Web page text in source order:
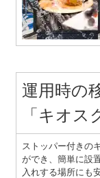
運用時の
「キオス
ストッパー付きの
ができ、簡単に設
入れする場所にも